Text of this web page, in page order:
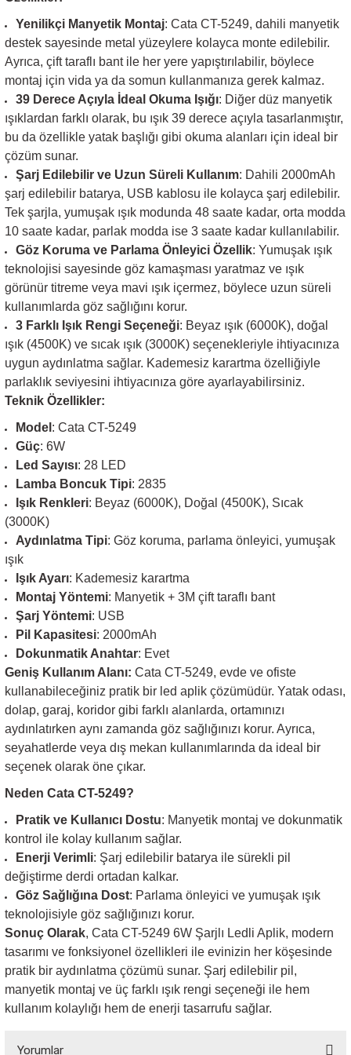
Yenilikçi Manyetik Montaj: Cata CT-5249, dahili manyetik
destek sayesinde metal yüzeylere kolayca monte edilebilir.
Ayrıca, çift taraflı bant ile her yere yapıştırılabilir, böylece
montaj için vida ya da somun kullanmanıza gerek kalmaz.
39 Derece Açıyla İdeal Okuma Işığı: Diğer düz manyetik
ışıklardan farklı olarak, bu ışık 39 derece açıyla tasarlanmıştır,
bu da özellikle yatak başlığı gibi okuma alanları için ideal bir
çözüm sunar.
Şarj Edilebilir ve Uzun Süreli Kullanım: Dahili 2000mAh
şarj edilebilir batarya, USB kablosu ile kolayca şarj edilebilir.
Tek şarjla, yumuşak ışık modunda 48 saate kadar, orta modda
10 saate kadar, parlak modda ise 3 saate kadar kullanılabilir.
Göz Koruma ve Parlama Önleyici Özellik: Yumuşak ışık
teknolojisi sayesinde göz kamaşması yaratmaz ve ışık
görünür titreme veya mavi ışık içermez, böylece uzun süreli
kullanımlarda göz sağlığını korur.
3 Farklı Işık Rengi Seçeneği: Beyaz ışık (6000K), doğal
ışık (4500K) ve sıcak ışık (3000K) seçenekleriyle ihtiyacınıza
uygun aydınlatma sağlar. Kademesiz karartma özelliğiyle
parlaklık seviyesini ihtiyacınıza göre ayarlayabilirsiniz.
Teknik Özellikler:
Model : Cata CT-5249
Güç: 6W
Led Sayısı: 28 LED
Lamba Boncuk Tipi: 2835
Işık Renkleri: Beyaz (6000K), Doğal (4500K), Sıcak
(3000K)
Aydınlatma Tipi: Göz koruma, parlama önleyici, yumuşak
ışık
Işık Ayarı: Kademesiz karartma
Montaj Yöntemi: Manyetik + 3M çift taraflı bant
Şarj Yöntemi: USB
Pil Kapasitesi: 2000mAh
Dokunmatik Anahtar: Evet
Geniş Kullanım Alanı: Cata CT-5249, evde ve ofiste
kullanabileceğiniz pratik bir led aplik çözümüdür. Yatak odası,
dolap, garaj, koridor gibi farklı alanlarda, ortamınızı
aydınlatırken aynı zamanda göz sağlığınızı korur. Ayrıca,
seyahatlerde veya dış mekan kullanımlarında da ideal bir
seçenek olarak öne çıkar.
Neden Cata CT-5249?
Pratik ve Kullanıcı Dostu: Manyetik montaj ve dokunmatik
kontrol ile kolay kullanım sağlar.
Enerji Verimli: Şarj edilebilir batarya ile sürekli pil
değiştirme derdi ortadan kalkar.
Göz Sağlığına Dost: Parlama önleyici ve yumuşak ışık
teknolojisiyle göz sağlığınızı korur.
Sonuç Olarak, Cata CT-5249 6W Şarjlı Ledli Aplik, modern
tasarımı ve fonksiyonel özellikleri ile evinizin her köşesinde
pratik bir aydınlatma çözümü sunar. Şarj edilebilir pil,
manyetik montaj ve üç farklı ışık rengi seçeneği ile hem
kullanım kolaylığı hem de enerji tasarrufu sağlar.
Yorumlar